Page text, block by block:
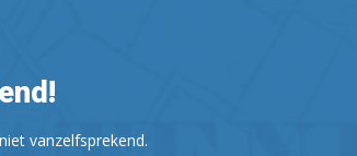
Leaflet| ©OpenStreetMap
vanzelfsprekend.